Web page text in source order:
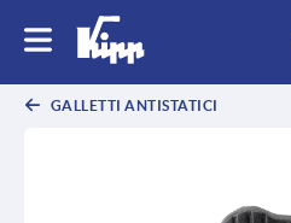
GALLETTI ANTISTATICI